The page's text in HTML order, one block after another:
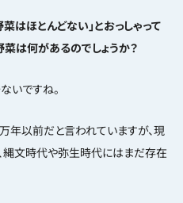
はほとんどない」とおっしゃって
は何があるのでしょうか？
いですね。
年以前だと言われていますが、現
縄文時代や弥生時代にはまだ存在